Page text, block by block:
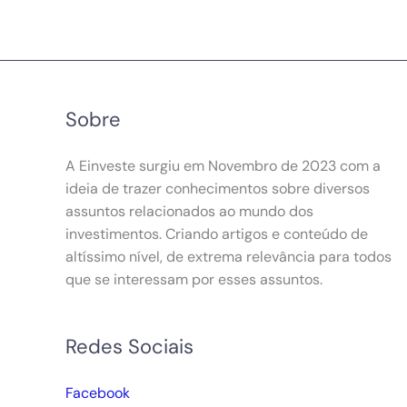
Sobre
A Einveste surgiu em Novembro de 2023 com a
ideia de trazer conhecimentos sobre diversos
assuntos relacionados ao mundo dos
investimentos. Criando artigos e conteúdo de
altíssimo nível, de extrema relevância para todos
que se interessam por esses assuntos.
Redes Sociais
Facebook